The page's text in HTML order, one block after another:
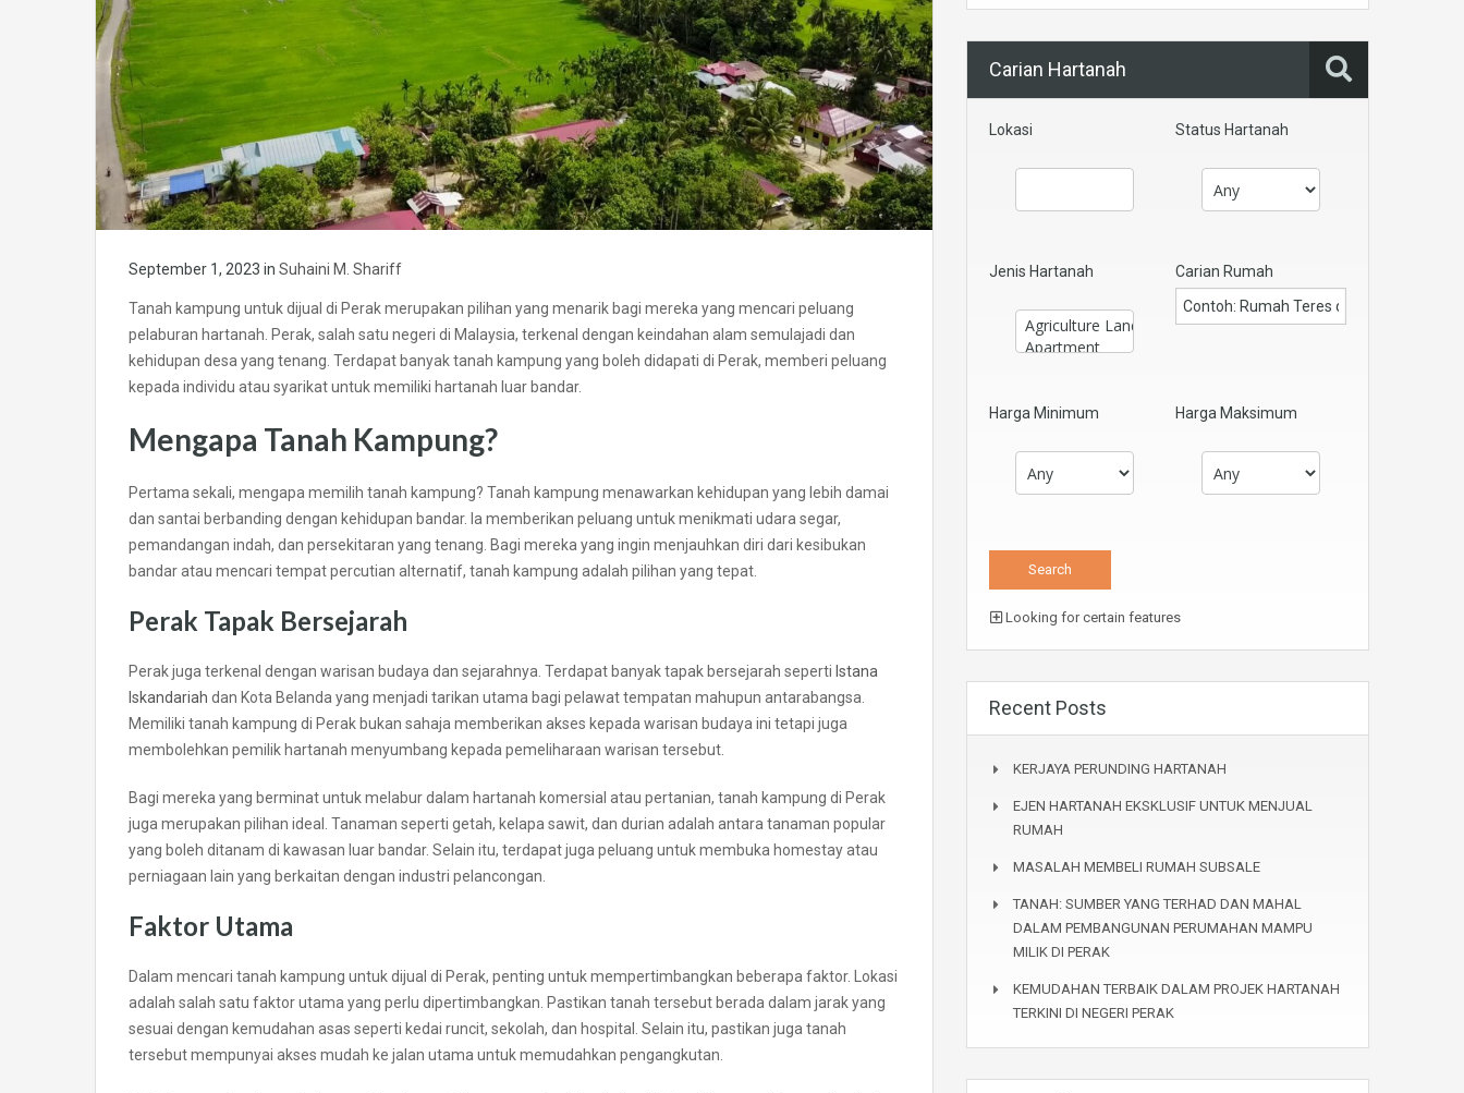
September 1, 2023 in Suhaini M. Shariff
Tanah kampung untuk dijual di Perak merupakan pilihan yang menarik bagi mereka yang mencari peluang
pelaburan hartanah. Perak, salah satu negeri di Malaysia, terkenal dengan keindahan alam semulajadi dan
kehidupan desa yang tenang. Terdapat banyak tanah kampung yang boleh didapati di Perak, memberi peluang
kepada individu atau syarikat untuk memiliki hartanah luar bandar.
Mengapa Tanah Kampung?
Pertama sekali, mengapa memilih tanah kampung? Tanah kampung menawarkan kehidupan yang lebih damai
dan santai berbanding dengan kehidupan bandar. Ia memberikan peluang untuk menikmati udara segar,
pemandangan indah, dan persekitaran yang tenang. Bagi mereka yang ingin menjauhkan diri dari kesibukan
bandar atau mencari tempat percutian alternatif, tanah kampung adalah pilihan yang tepat.
Perak Tapak Bersejarah
Perak juga terkenal dengan warisan budaya dan sejarahnya. Terdapat banyak tapak bersejarah seperti Istana
Iskandariah dan Kota Belanda yang menjadi tarikan utama bagi pelawat tempatan mahupun antarabangsa.
Memiliki tanah kampung di Perak bukan sahaja memberikan akses kepada warisan budaya ini tetapi juga
membolehkan pemilik hartanah menyumbang kepada pemeliharaan warisan tersebut.
Bagi mereka yang berminat untuk melabur dalam hartanah komersial atau pertanian, tanah kampung di Perak
juga merupakan pilihan ideal. Tanaman seperti getah, kelapa sawit, dan durian adalah antara tanaman popular
yang boleh ditanam di kawasan luar bandar. Selain itu, terdapat juga peluang untuk membuka homestay atau
perniagaan lain yang berkaitan dengan industri pelancongan.
Faktor Utama
Dalam mencari tanah kampung untuk dijual di Perak, penting untuk mempertimbangkan beberapa faktor. Lokasi
adalah salah satu faktor utama yang perlu dipertimbangkan. Pastikan tanah tersebut berada dalam jarak yang
sesuai dengan kemudahan asas seperti kedai runcit, sekolah, dan hospital. Selain itu, pastikan juga tanah
tersebut mempunyai akses mudah ke jalan utama untuk memudahkan pengangkutan.
Carian Hartanah
Lokasi Status Hartanah
Jenis Hartanah Carian Rumah
Harga Minimum Harga Maksimum
Looking for certain features
Recent Posts
KERJAYA PERUNDING HARTANAH
EJEN HARTANAH EKSKLUSIF UNTUK MENJUAL
RUMAH
MASALAH MEMBELI RUMAH SUBSALE
TANAH: SUMBER YANG TERHAD DAN MAHAL
DALAM PEMBANGUNAN PERUMAHAN MAMPU
MILIK DI PERAK
KEMUDAHAN TERBAIK DALAM PROJEK HARTANAH
TERKINI DI NEGERI PERAK